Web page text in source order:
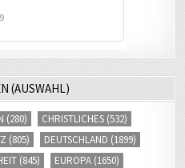
(AUSWAHL)
(280) CHRISTLICHES (532)
(805) DEUTSCHLAND (1899)
(845) EUROPA (1650)